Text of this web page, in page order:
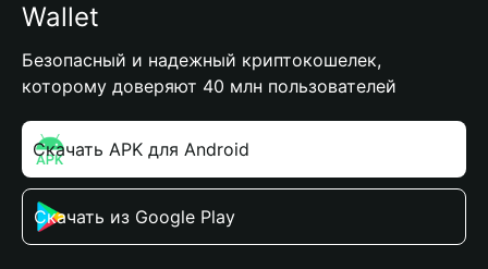
Wallet
Безопасный и надежный криптокошелек,
которому доверяют 40 млн пользователей
Скачать APK для Android
Скачать из Google Play